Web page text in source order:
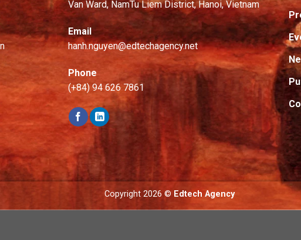
Van Ward, NamTu Liem District, Hanoi, Vietnam
Email
hanh.nguyen@edtechagency.net
Phone
(+84) 94 626 7861
Copyright 2026 © Edtech Agency